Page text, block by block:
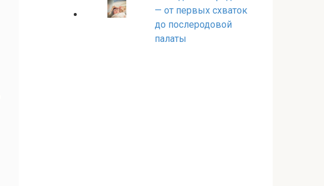
— от первых схваток
до послеродовой
палаты